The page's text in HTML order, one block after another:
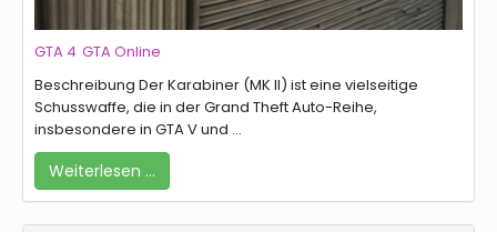
GTA 4 GTA Online
Beschreibung Der Karabiner (MK II) ist eine vielseitige
Schusswaffe, die in der Grand Theft Auto-Reihe,
insbesondere in GTA V und ...
Weiterlesen …